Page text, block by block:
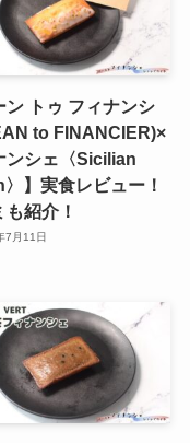
ン トゥ フィナンシ
to FINANCIER)×
ンシェ〈Sicilian
】実食レビュー！
も紹介！
7月11日